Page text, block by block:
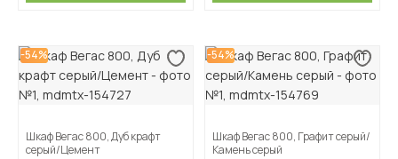
-54%
Шкаф Вегас 800, Дуб крафт
серый/Цемент
-54%
Шкаф Вегас 800, Графит серый/
Камень серый